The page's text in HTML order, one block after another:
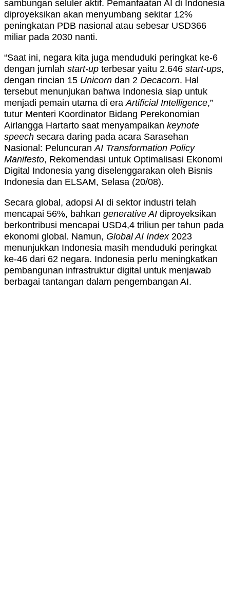
sambungan seluler aktif. Pemanfaatan AI di Indonesia
diproyeksikan akan menyumbang sekitar 12%
peningkatan PDB nasional atau sebesar USD366
miliar pada 2030 nanti.
“Saat ini, negara kita juga menduduki peringkat ke-6
dengan jumlah start-up terbesar yaitu 2.646 start-ups,
dengan rincian 15 Unicorn dan 2 Decacorn. Hal
tersebut menunjukan bahwa Indonesia siap untuk
menjadi pemain utama di era Artificial Intelligence,”
tutur Menteri Koordinator Bidang Perekonomian
Airlangga Hartarto saat menyampaikan keynote
speech secara daring pada acara Sarasehan
Nasional: Peluncuran AI Transformation Policy
Manifesto, Rekomendasi untuk Optimalisasi Ekonomi
Digital Indonesia yang diselenggarakan oleh Bisnis
Indonesia dan ELSAM, Selasa (20/08).
Secara global, adopsi AI di sektor industri telah
mencapai 56%, bahkan generative AI diproyeksikan
berkontribusi mencapai USD4,4 triliun per tahun pada
ekonomi global. Namun, Global AI Index2023
menunjukkan Indonesia masih menduduki peringkat
ke-46 dari 62 negara. Indonesia perlu meningkatkan
pembangunan infrastruktur digital untuk menjawab
berbagai tantangan dalam pengembangan AI.